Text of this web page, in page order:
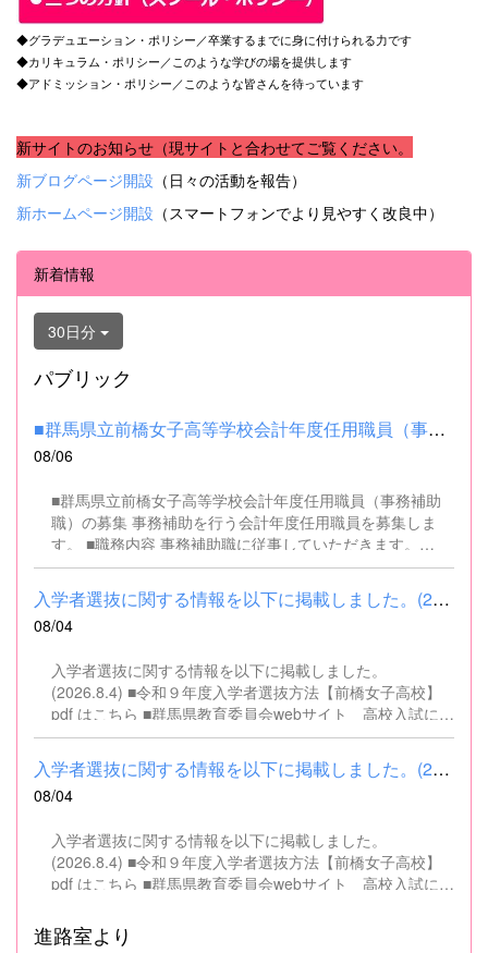
◆グラデュエーション・ポリシー／卒業するまでに身に付けられる力です
◆カリキュラム・ポリシー／このような学びの場を提供します
◆アドミッション・ポリシー／このような皆さんを待っています
新サイトのお知らせ（現サイトと合わせてご覧ください。
新ブログページ開設 （日々の活動を報告）
新ホームページ開設 （スマートフォンでより見やすく改良中）
新着情報
30日分
パブリック
■群馬県立前橋女子高等学校会計年度任用職員（事務補助職）の募集...
08/06
■群馬県立前橋女子高等学校会計年度任用職員（事務補助
職）の募集 事務補助を行う会計年度任用職員を募集しま
す。 ■職務内容 事務補助職に従事していただきます。
SSH（スーパーサイエンスハイスクール）事業にかかるパ
ソコンでの文書・資料作成、データ入力・整理事務、電話
対応、書類の整理、その他事務補助業務全般 ■募集人数 １
名 ■募集対象 以下の条件を満たしている方 基本的なパソコ
する方は、応募できませんので御了承ください。 （1）地
方公務員法第16条に該当する者（以下のいずれかに該当す
る人） ・禁錮以上の刑に処せられ、その執行を終わるまで
又は執行を受けることがなくなるまでの者 ・群馬県職員と
して懲戒免職の処分を受け、当該処分の日から2年を経過
しない者 ・人事委員会又は公平委員会の委員の職にあっ
て、地方公務員法第60条から第63条までに規定する罪を犯
政府を暴力で破壊することを主張する政党その他の団体を
結成し、又はこれに加入した者 （2）平成11年改正前の民
法の規定による準禁治産の宣告を受けている者（心...
入学者選抜に関する情報を以下に掲載しました。(2026.8.4) ■令和...
08/04
入学者選抜に関する情報を以下に掲載しました。
(2026.8.4) ■令和９年度入学者選抜方法【前橋女子高校】
pdf はこちら ■群馬県教育委員会webサイト 高校入試に関
するページはこちら
入学者選抜に関する情報を以下に掲載しました。(2026.8.4) ■令和...
08/04
入学者選抜に関する情報を以下に掲載しました。
(2026.8.4) ■令和９年度入学者選抜方法【前橋女子高校】
pdf はこちら ■群馬県教育委員会webサイト 高校入試に関
進路室より